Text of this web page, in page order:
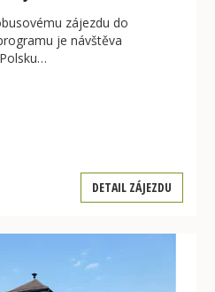
zájezdu do
je návštěva
DETAIL ZÁJEZDU